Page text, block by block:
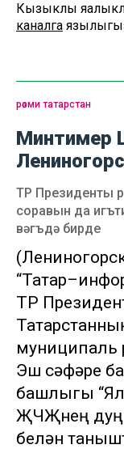
Кызыклы
каналга
рәсми татарстан
Минтимер
ТР Президенты
соравын да
вәгъдә бирде
ТР
муниципаль
Эш сәфәре
башлыгы
ҖЧҖнең
белән